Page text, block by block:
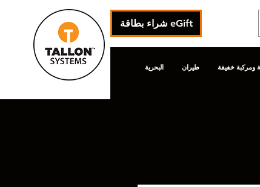
شراء بطاقة eGift
البحرية طيران ومركبة خفيفة